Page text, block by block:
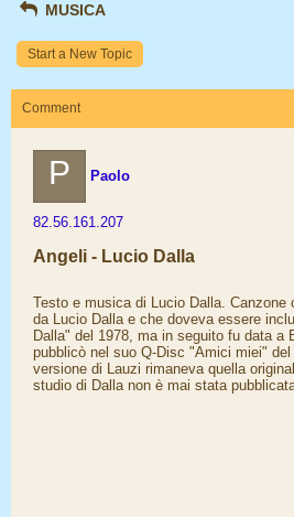
MUSICA
Start a New Topic
Comment
P Paolo
82.56.161.207
Angeli - Lucio Dalla
Testo e musica di Lucio Dalla. Canzone
da Lucio Dalla e che doveva essere
Dalla" del 1978, ma in seguito fu data a
pubblicò nel suo Q-Disc "Amici miei"
versione di Lauzi rimaneva quella
studio di Dalla non è mai stata